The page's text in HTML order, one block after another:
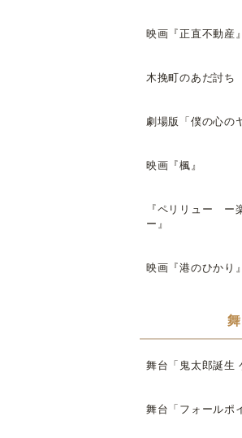
映画『正直不動産』
木挽町のあだ討ち
劇場版「僕の心の
映画『楓』
『ペリリュー ー
ー』
映画『港のひかり』
舞台「鬼太郎誕生
舞台「フォールポ